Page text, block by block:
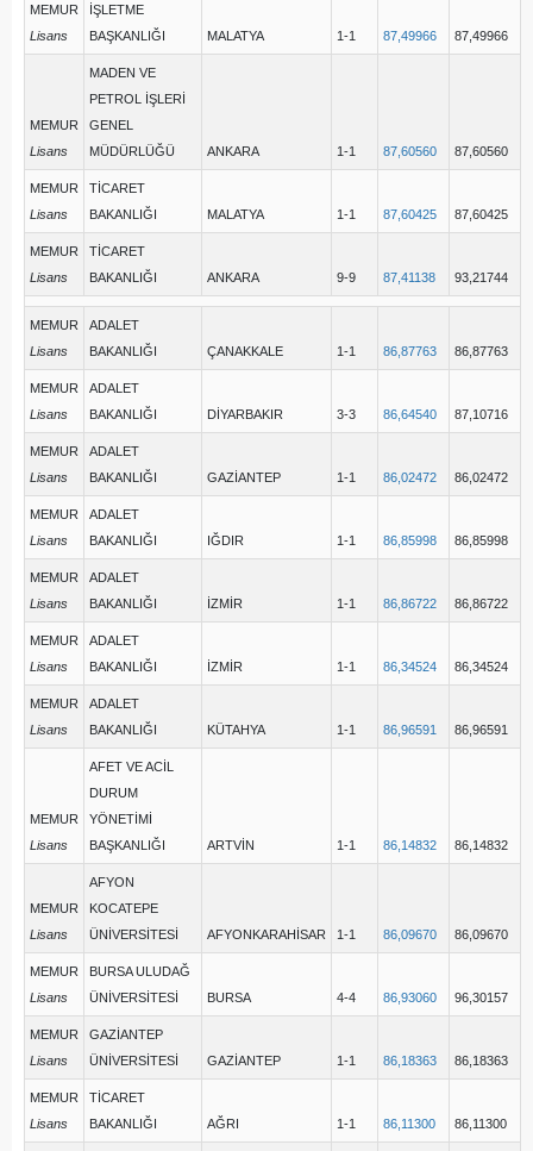
MEMUR
Lisans
İŞLETME
BAŞKANLIĞI
MALATYA 1-1 87,49966 87,49966
MEMUR
Lisans
MADEN VE
PETROL İŞLERİ
GENEL
MÜDÜRLÜĞÜ
ANKARA 1-1 87,60560 87,60560
MEMUR
Lisans
TİCARET
BAKANLIĞI
MALATYA 1-1 87,60425 87,60425
MEMUR
Lisans
TİCARET
BAKANLIĞI
ANKARA 9-9 87,41138 93,21744
MEMUR
Lisans
ADALET
BAKANLIĞI
ÇANAKKALE 1-1 86,87763 86,87763
MEMUR
Lisans
ADALET
BAKANLIĞI
DİYARBAKIR 3-3 86,64540 87,10716
MEMUR
Lisans
ADALET
BAKANLIĞI
GAZİANTEP 1-1 86,02472 86,02472
MEMUR
Lisans
ADALET
BAKANLIĞI
IĞDIR 1-1 86,85998 86,85998
MEMUR
Lisans
ADALET
BAKANLIĞI
İZMİR 1-1 86,86722 86,86722
MEMUR
Lisans
ADALET
BAKANLIĞI
İZMİR 1-1 86,34524 86,34524
MEMUR
Lisans
ADALET
BAKANLIĞI
KÜTAHYA 1-1 86,96591 86,96591
MEMUR
Lisans
AFET VE ACİL
DURUM
YÖNETİMİ
BAŞKANLIĞI
ARTVİN 1-1 86,14832 86,14832
MEMUR
Lisans
AFYON
KOCATEPE
ÜNİVERSİTESİ
AFYONKARAHİSAR 1-1 86,09670 86,09670
MEMUR
Lisans
BURSA ULUDAĞ
ÜNİVERSİTESİ
BURSA 4-4 86,93060 96,30157
MEMUR
Lisans
GAZİANTEP
ÜNİVERSİTESİ
GAZİANTEP 1-1 86,18363 86,18363
MEMUR
Lisans
TİCARET
BAKANLIĞI
AĞRI 1-1 86,11300 86,11300